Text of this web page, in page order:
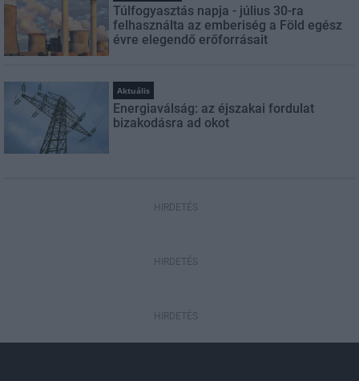
Túlfogyasztás napja - július 30-ra
felhasználta az emberiség a Föld egész
évre elegendő erőforrásait
Aktuális
Energiaválság: az éjszakai fordulat
bizakodásra ad okot
HIRDETÉS
HIRDETÉS
HIRDETÉS